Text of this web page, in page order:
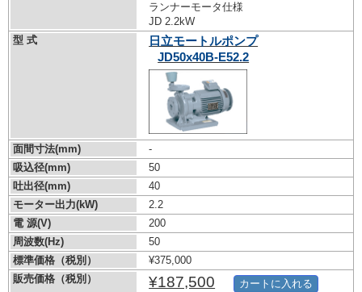
ランナーモータ仕様
JD 2.2kW
型 式
日立モートルポンプ
JD50x40B-E52.2
面間寸法(mm)
-
吸込径(mm)
50
吐出径(mm)
40
モーター出力(kW)
2.2
電 源(V)
200
周波数(Hz)
50
標準価格（税別）
¥375,000
販売価格（税別）
¥187,500 カートに入れる